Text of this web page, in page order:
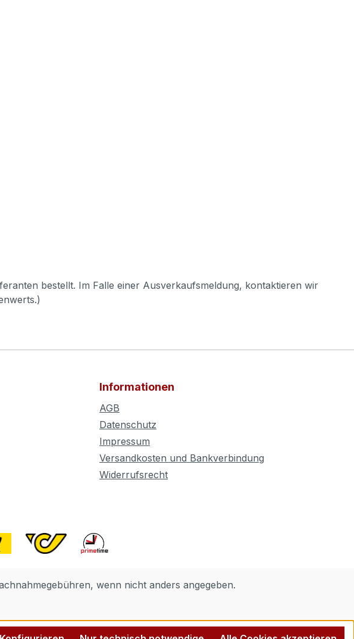
bestellt. Im Falle einer Ausverkaufsmeldung, kontaktieren wir
Informationen
AGB
Datenschutz
Impressum
Versandkosten und Bankverbindung
Widerrufsrecht
wenn nicht anders angegeben.